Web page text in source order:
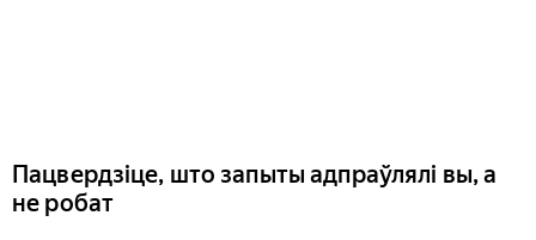
Пацвердзіце, што запыты адпраўлялі вы, а
не робат